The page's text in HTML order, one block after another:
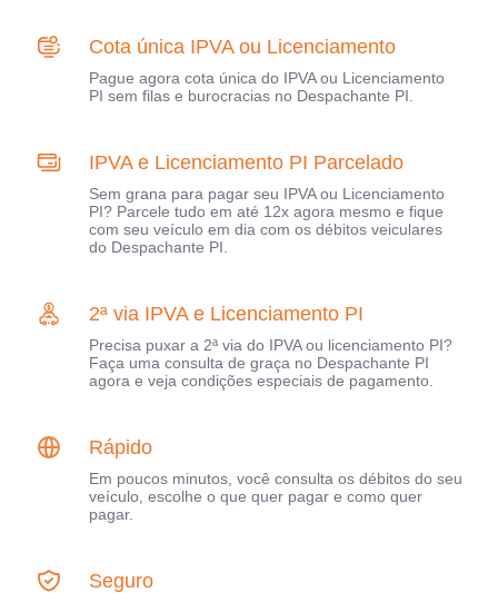
Cota única IPVA ou Licenciamento
Pague agora cota única do IPVA ou Licenciamento
PI sem filas e burocracias no Despachante PI.
IPVA e Licenciamento PI Parcelado
Sem grana para pagar seu IPVA ou Licenciamento
PI? Parcele tudo em até 12x agora mesmo e fique
com seu veículo em dia com os débitos veiculares
do Despachante PI.
2ª via IPVA e Licenciamento PI
Precisa puxar a 2ª via do IPVA ou licenciamento PI?
Faça uma consulta de graça no Despachante PI
agora e veja condições especiais de pagamento.
Rápido
Em poucos minutos, você consulta os débitos do seu
veículo, escolhe o que quer pagar e como quer
pagar.
Seguro